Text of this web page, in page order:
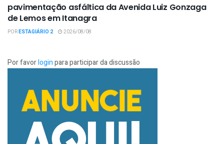
pavimentação asfáltica da Avenida Luiz Gonzaga
de Lemos em Itanagra
PORESTAGIÁRIO 2 2026/08/08
Por favorloginpara participar da discussão